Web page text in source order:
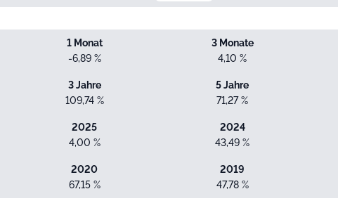
1 Monat
-6,89 %
3 Monate
4,10 %
3 Jahre
109,74 %
5 Jahre
71,27 %
2025
4,00 %
2024
43,49 %
2020
67,15 %
2019
47,78 %